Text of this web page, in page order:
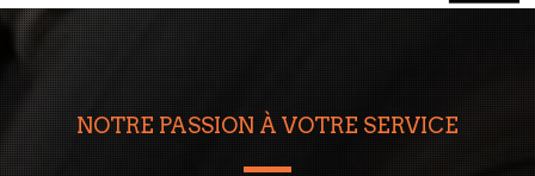
NOTRE PASSION À VOTRE SERVICE